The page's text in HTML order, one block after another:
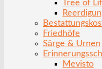
Tree of
Friedhöfe
Särge & Urnen
Mevisto